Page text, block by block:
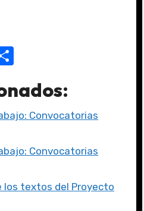
m
p
tir
Convocatorias
Convocatorias
los textos del Proyecto